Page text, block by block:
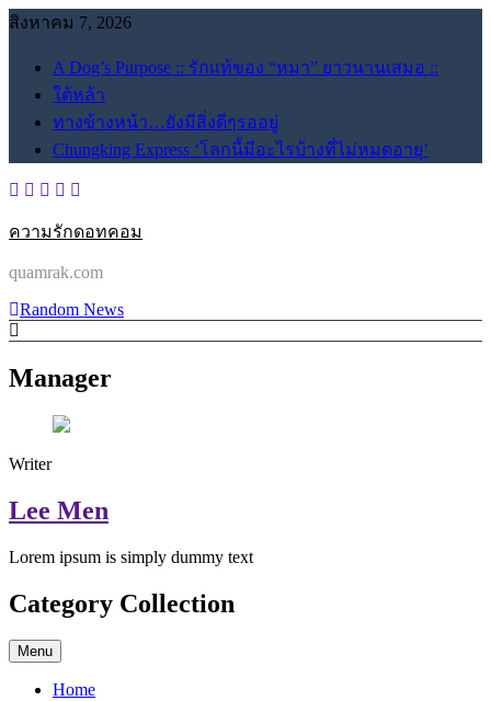
Skip
สิงหาคม 7, 2026
A Dog’s Purpose :: รักแท้ของ “หมา” ยาวนานเสมอ ::
ใต้หล้า
ทางข้างหน้า…ยังมีสิ่งดีๆรออยู่
Chungking Express ‘โลกนี้มีอะไรบ้างที่ไม่หมดอายุ’
ความรักดอทคอม
quamrak.com
Random News
Manager
Writer
Lee Men
Lorem ipsum is simply dummy text
Category Collection
Menu
Home